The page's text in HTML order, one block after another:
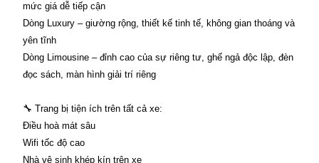
mức giá dễ tiếp cận
Dòng Luxury – giường rộng, thiết kế tinh tế, không gian thoáng và
yên tĩnh
Dòng Limousine – đỉnh cao của sự riêng tư, ghế ngả độc lập, đèn
đọc sách, màn hình giải trí riêng
🔧 Trang bị tiện ích trên tất cả xe:
Điều hoà mát sâu
Wifi tốc độ cao
Nhà vệ sinh khép kín trên xe